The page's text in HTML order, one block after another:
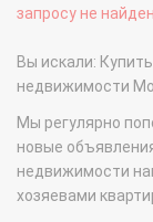
запросу не
Вы искали:
недвижимости
Мы регулярно
новые
недвижимости
хозяевами